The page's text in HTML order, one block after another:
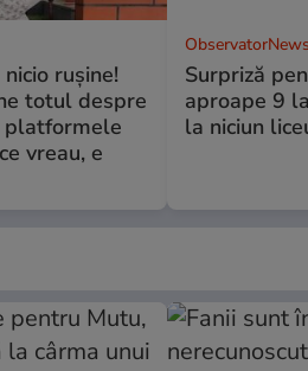
rușine!
totul despre
platformele
vreau, e
Surpriză
aproape 9
la niciun